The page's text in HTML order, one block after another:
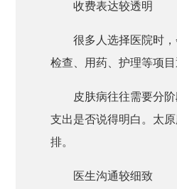
收费表达较透明
很多人选择医院时
检查、用药、护理等项
皮肤病往往需要分
支出是否说得明白。太
排。
医生沟通较细致